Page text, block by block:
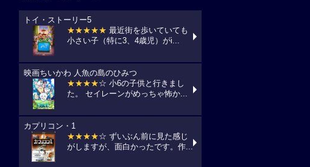
トイ・ストーリー5
★★★★★ 最近街を歩いていても
小さい子（特に3、4歳児）がi...
映画ちいかわ 人魚の島のひみつ
★★★★☆ 小6の子供と行きまし
た。 セイレーンがめっちゃ怖か...
カプリコン・1
★★★★☆ ずいぶん前に見た感じ
がしますが、面白かったです。作...